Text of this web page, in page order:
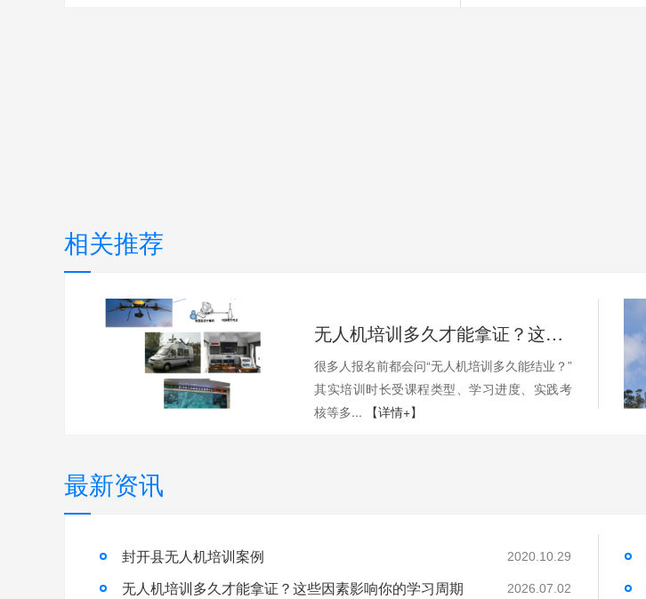
相关推荐
无人机培训多久才能拿证？这些因素影响你的学习周期
很多人报名前都会问“无人机培训多久能结业？”
其实培训时长受课程类型、学习进度、实践考
核等多...
【详情+】
最新资讯
封开县无人机培训案例 2020.10.29
无人机培训多久才能拿证？这些因素影响你的学习周期 2026.07.02